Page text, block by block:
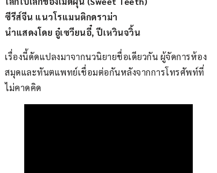
ซีรีส์จีน แนวโรแมนติกดราม่า
นำแสดงโดย อู๋เซวียนอี๋, ปีเหวินจวิ้น
เรื่องนี้ดัดแปลงมาจากนวนิยายชื่อเดียวกัน ผู้จัดการห้อง
สมุดและทันตแพทย์เชื่อมต่อกันหลังจากการโทรศัพท์ที่
ไม่คาดคิด